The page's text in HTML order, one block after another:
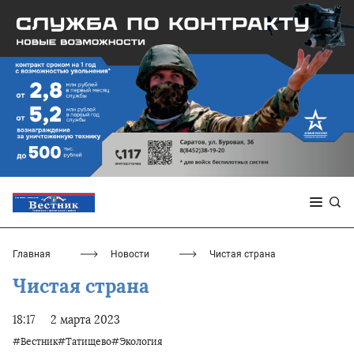
Главная Новости Чистая страна
Чистая страна
18:17 2 марта 2023
#Вестник#Татищево#Экология